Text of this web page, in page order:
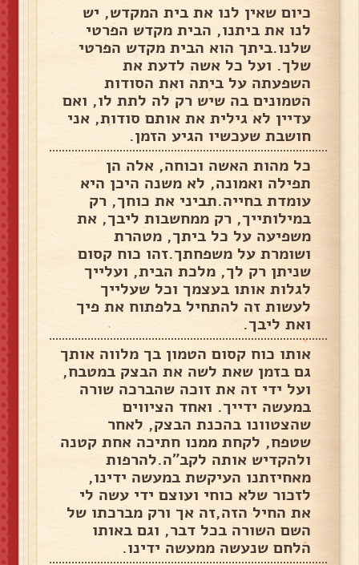
כיום שאין לנו את בית המקדש, יש
לנו את ביתנו, הבית מקדש הפרטי
שלנו.ביתך הוא הבית מקדש הפרטי
שלך. ועל כל אשה לדעת את
השפעתה על ביתה ואת הסודות
הטמונים בה שיש רק לה לתת לו, ואם
עדיין לא גילית את אותם סודות, אני
חושבת שעכשיו הגיע הזמן.
כל מהות האשה וכוחה, אלה הן
תפילה ואמונה, לא משנה היכן היא
עומדת בחייה.תביני את כוחך, רק
במילותייך, רק ממחשבות ליבך, את
משפיעה על כל ביתך, מטהרת
ושומרת על משפחתך.זהו כוח קסום
שניתן רק לך, מלכת הבית, ועלייך
לגלות אותו בעצמך וכל שעלייך
לעשות זה להתחיל בלפתוח את פיך
ואת ליבך.
אותו כוח קסום הטמון בך מלווה אותך
גם בזמן שאת לשה את הבצק במטבח,
ועל ידי זה את זוכה שהברכה שורה
במעשה ידייך. ואחד הציווים
שהצטוונו בהכנת הבצק, לאחר
שטפח, לקחת ממנו חתיכה אחת קטנה
ולהקדיש אותה לקב"ה.להרפות
מאחיזתנו העיקשת במעשה ידינו,
לזכור שלא כוחי ועוצם ידי עשה לי
את החיל הזה,זה אך ורק מברכתו של
השם השורה בכל דבר, וגם באותו
הלחם שנעשה ממעשה ידינו.